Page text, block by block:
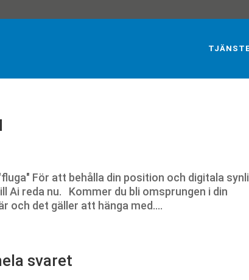
För att behålla din position och digitala
Ai reda nu. Kommer du bli omsprungen i din
och det gäller att hänga med....
svaret